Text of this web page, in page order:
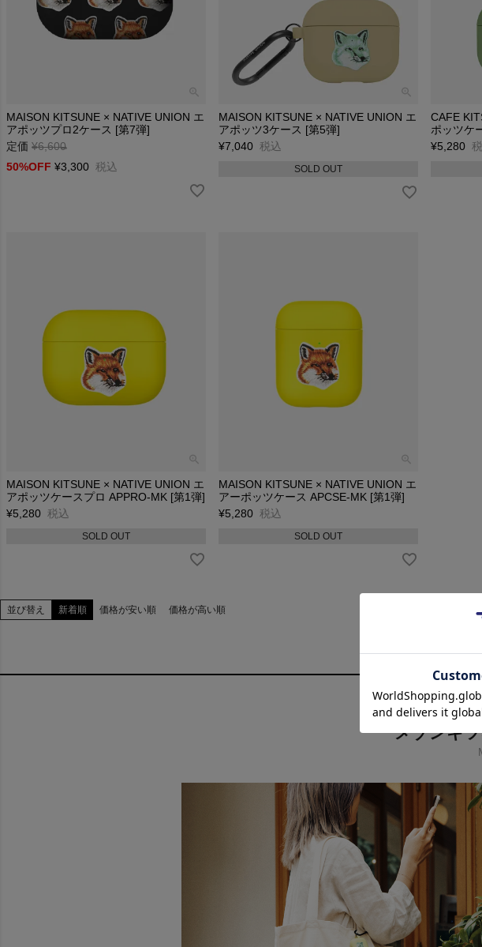
MAISON KITSUNE × NATIVE UNION エ
アポッツプロ2ケース [第7弾]
定価 ¥6,600
→
50%OFF ¥3,300 税込
MAISON KITSUNE × NATIVE UNION エ
アポッツ3ケース [第5弾]
¥7,040 税込
SOLD OUT
CAFE
ポッツケ
¥5,280
MAISON KITSUNE × NATIVE UNION エ
アポッツケースプロ APPRO-MK [第1弾]
¥5,280 税込
SOLD OUT
MAISON KITSUNE × NATIVE UNION エ
アーポッツケース APCSE-MK [第1弾]
¥5,280 税込
SOLD OUT
並び替え 新着順 価格が安い順 価格が高い順
メゾンキ